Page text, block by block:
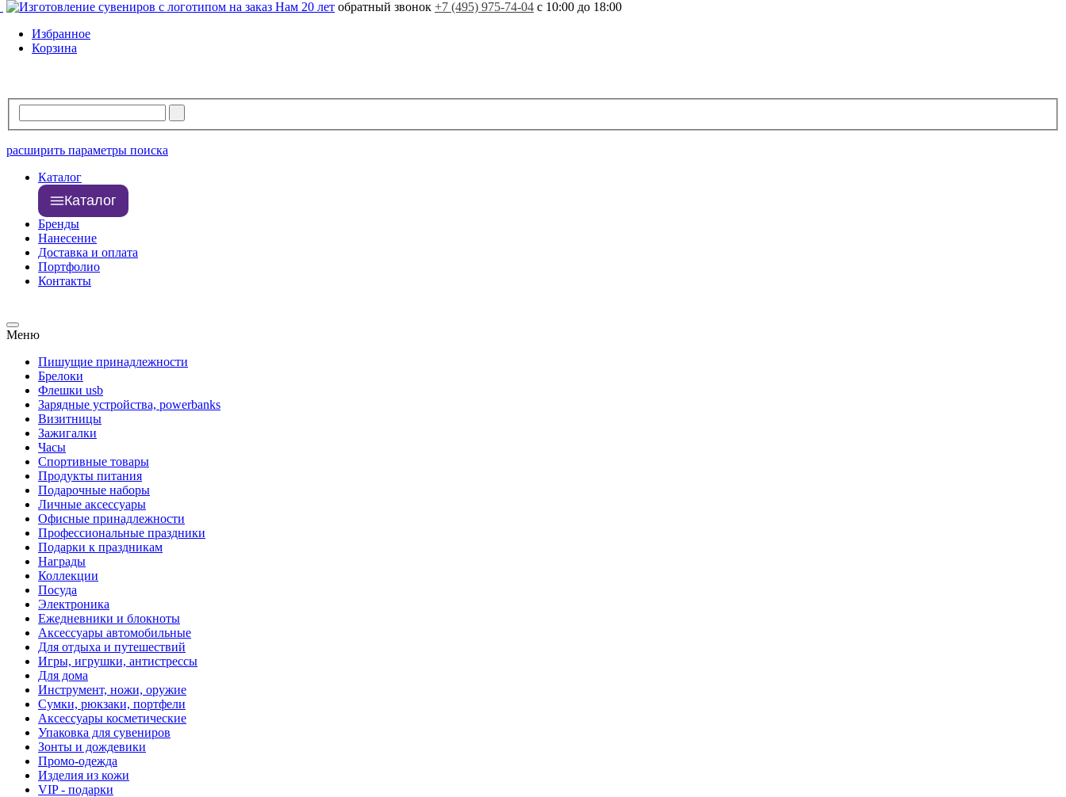
Нам 20 лет обратный звонок +7 (495) 975-74-04 с 10:00 до 18:00
Избранное
Корзина
расширить параметры поиска
Каталог
Каталог
Бренды
Нанесение
Доставка и оплата
Портфолио
Контакты
Меню
Пишущие принадлежности
Брелоки
Флешки usb
Зарядные устройства, powerbanks
Визитницы
Зажигалки
Часы
Спортивные товары
Продукты питания
Подарочные наборы
Личные аксессуары
Офисные принадлежности
Профессиональные праздники
Подарки к праздникам
Награды
Коллекции
Посуда
Электроника
Ежедневники и блокноты
Аксессуары автомобильные
Для отдыха и путешествий
Игры, игрушки, антистрессы
Для дома
Инструмент, ножи, оружие
Сумки, рюкзаки, портфели
Аксессуары косметические
Упаковка для сувениров
Зонты и дождевики
Промо-одежда
Изделия из кожи
VIP - подарки